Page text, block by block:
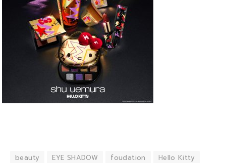
beauty EYE SHADOW foudation
Hello Kitty